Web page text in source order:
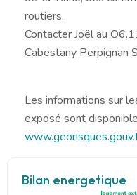
routiers.
Contacter Joël au
Cabestany Perpignan
Les informations sur
exposé sont
Bilan energetique